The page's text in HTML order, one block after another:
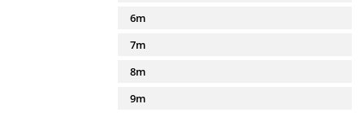
6m
7m
8m
9m